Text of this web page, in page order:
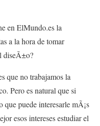
en ElMundo.es la
a la hora de tomar
diseÃ±o?
que no trabajamos la
Pero es natural que si
que puede interesarle mÃ¡s
esos intereses estudiar el